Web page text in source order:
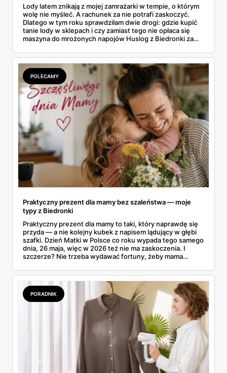
Lody latem znikają z mojej zamrażarki w tempie, o którym
wolę nie myśleć. A rachunek za nie potrafi zaskoczyć.
Dlatego w tym roku sprawdziłam dwie drogi: gdzie kupić
tanie lody w sklepach i czy zamiast tego nie opłaca się
maszyna do mrożonych napojów Huslog z Biedronki za
kawę w domu, bez wychodzenia po nie do sklepu.
Postanowiłam policzyć, kiedy naprawdę się to zwraca.
POLECAMY
Praktyczny prezent dla mamy bez szaleństwa — moje
typy z Biedronki
Praktyczny prezent dla mamy to taki, który naprawdę się
przyda — a nie kolejny kubek z napisem lądujący w głębi
szafki. Dzień Matki w Polsce co roku wypada tego samego
dnia, 26 maja, więc w 2026 też nie ma zaskoczenia. I
szczerze? Nie trzeba wydawać fortuny, żeby mama
ważną od 21 do 30 maja i wynotowałam to, co sama
wrzuciłabym do koszyka bez wahania: kosmetyki, perfumy
i drobiazgi, które kobiety faktycznie zużywają. Ceny
zaczynają się od kilkunastu złotych, a efekt bywa lepszy
niż niejeden droższy zestaw.
PORADNIK